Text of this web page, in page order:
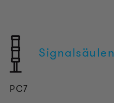
Signalsäulen
PC7